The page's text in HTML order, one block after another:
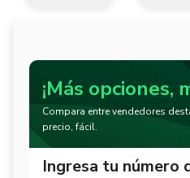
¡Más opciones,
Compara entre vendedores
precio, fácil.
Ingresa tu número